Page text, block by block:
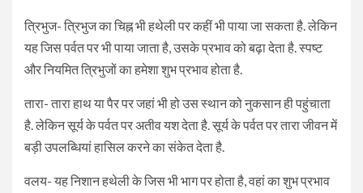
त्रिभुज- त्रिभुज का चिह्न भी हथेली पर कहीं भी पाया जा सकता है. लेकिन
यह जिस पर्वत पर भी पाया जाता है, उसके प्रभाव को बढ़ा देता है. स्पष्ट
और नियमित त्रिभुजों का हमेशा शुभ प्रभाव होता है.
तारा- तारा हाथ या पैर पर जहां भी हो उस स्थान को नुकसान ही पहुंचाता
है. लेकिन सूर्य के पर्वत पर अतीव यश देता है. सूर्य के पर्वत पर तारा जीवन में
बड़ी उपलब्धियां हासिल करने का संकेत देता है.
वलय- यह निशान हथेली के जिस भी भाग पर होता है, वहां का शुभ प्रभाव